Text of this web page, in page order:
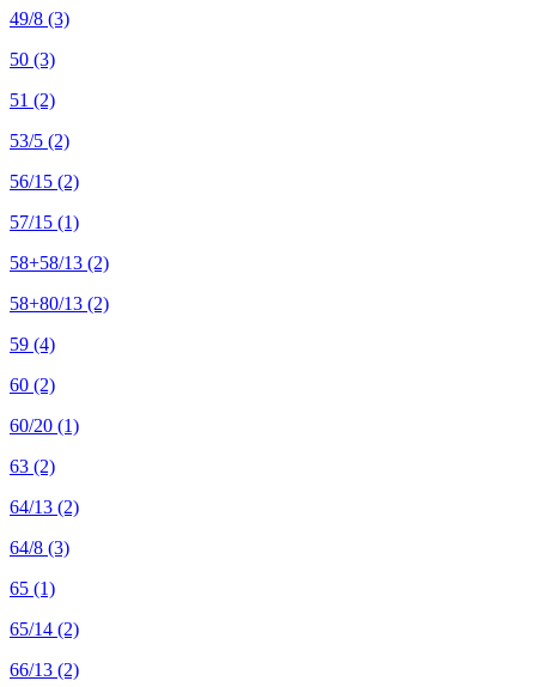
49/8 (3)
50 (3)
51 (2)
53/5 (2)
56/15 (2)
57/15 (1)
58+58/13 (2)
58+80/13 (2)
59 (4)
60 (2)
60/20 (1)
63 (2)
64/13 (2)
64/8 (3)
65 (1)
65/14 (2)
66/13 (2)